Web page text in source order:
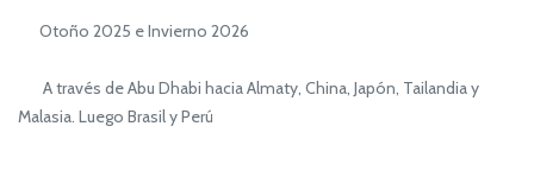
Otoño 2025 e Invierno 2026
A través de Abu Dhabi hacia Almaty, China, Japón, Tailandia y
Malasia. Luego Brasil y Perú